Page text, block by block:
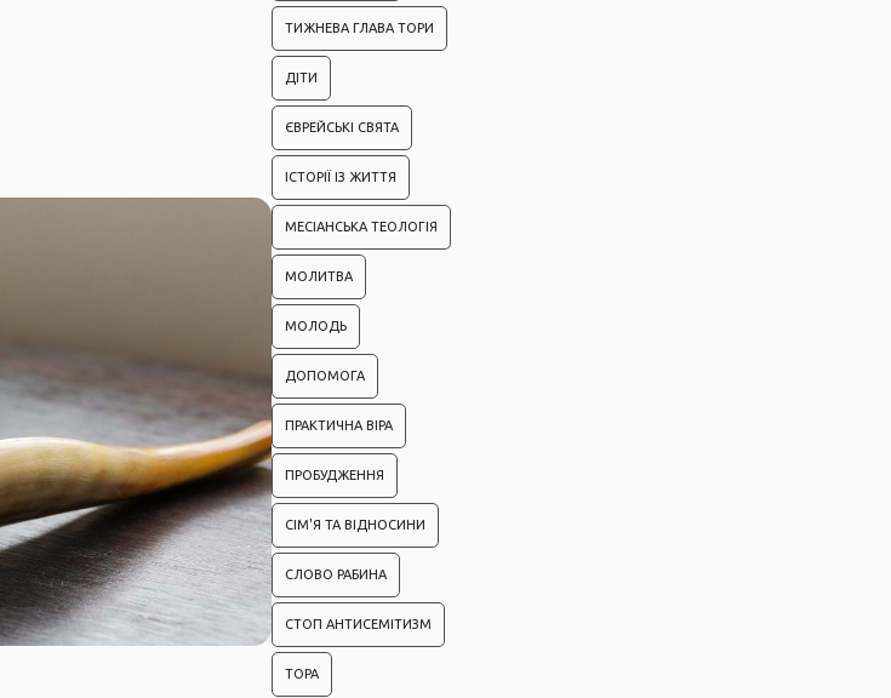
ТИЖНЕВА ГЛАВА ТОРИ
ДІТИ
ЄВРЕЙСЬКІ СВЯТА
ІСТОРІЇ ІЗ ЖИТТЯ
МЕСІАНСЬКА ТЕОЛОГІЯ
МОЛИТВА
МОЛОДЬ
ДОПОМОГА
ПРАКТИЧНА ВІРА
ПРОБУДЖЕННЯ
СІМ'Я ТА ВІДНОСИНИ
СЛОВО РАБИНА
СТОП АНТИСЕМІТИЗМ
ТОРА